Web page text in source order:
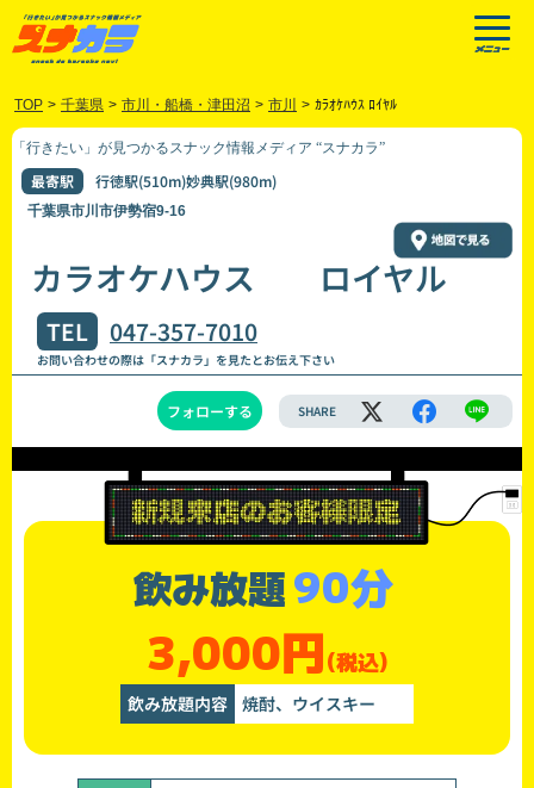
TOP > 千葉県 > 市川・船橋・津田沼 > 市川 > ｶﾗｵｹﾊｳｽ ﾛｲﾔﾙ
「行きたい」が見つかるスナック情報メディア “スナカラ”
最寄駅 行徳駅(510m)妙典駅(980m)
千葉県市川市伊勢宿9-16
カラオケハウス ロイヤル
TEL 047-357-7010
お問い合わせの際は「スナカラ」を見たとお伝え下さい
フォローする SHARE
飲み放題90分
3,000円(税込)
飲み放題内容 焼酎、ウイスキー